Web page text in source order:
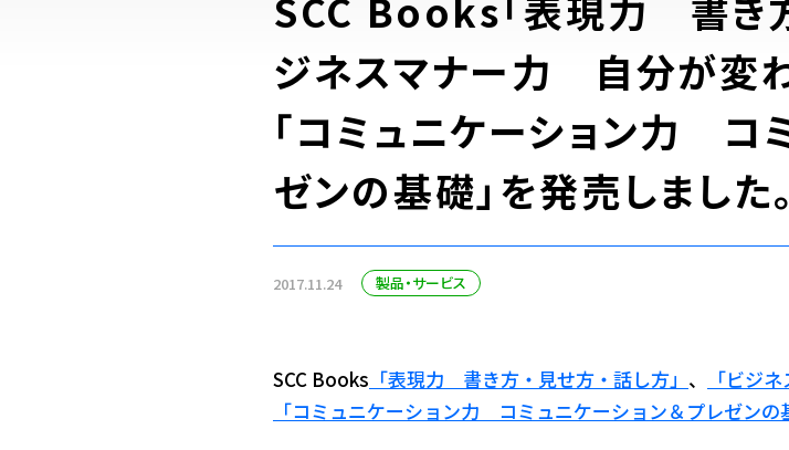
ジネスマナー力 自分が変わ
「コミュニケーション力 コ
ゼンの基礎」を発売しました。
2017.11.24 製品・サービス
SCC Books 「表現力 書き方・見せ方・話し方」 、 「ビジ
「コミュニケーション力 コミュニケーション＆プレゼンの